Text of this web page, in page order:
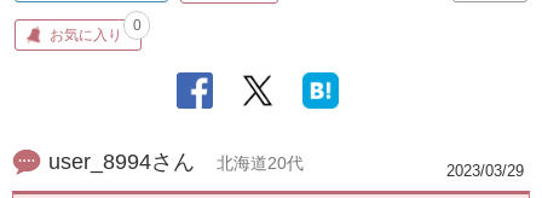
お気に入り
0
user_8994さん 北海道20代 2023/03/29